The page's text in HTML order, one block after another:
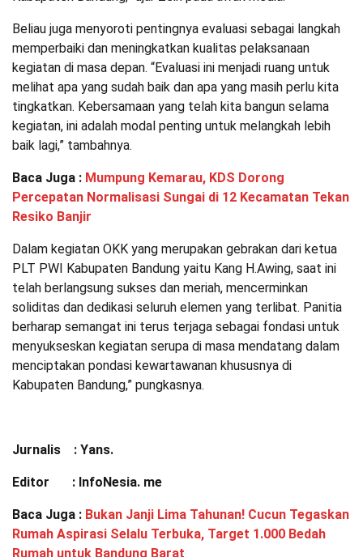
Beliau juga menyoroti pentingnya evaluasi sebagai langkah
memperbaiki dan meningkatkan kualitas pelaksanaan
kegiatan di masa depan. “Evaluasi ini menjadi ruang untuk
melihat apa yang sudah baik dan apa yang masih perlu kita
tingkatkan. Kebersamaan yang telah kita bangun selama
kegiatan, ini adalah modal penting untuk melangkah lebih
baik lagi,” tambahnya.
Baca Juga : Mumpung Kemarau, KDS Dorong
Percepatan Normalisasi Sungai di 12 Kecamatan Tekan
Resiko Banjir
Dalam kegiatan OKK yang merupakan gebrakan dari ketua
PLT PWI Kabupaten Bandung yaitu Kang H.Awing, saat ini
telah berlangsung sukses dan meriah, mencerminkan
soliditas dan dedikasi seluruh elemen yang terlibat. Panitia
berharap semangat ini terus terjaga sebagai fondasi untuk
menyukseskan kegiatan serupa di masa mendatang dalam
menciptakan pondasi kewartawanan khususnya di
Kabupaten Bandung,” pungkasnya.
Jurnalis : Yans.
Editor : InfoNesia. me
Baca Juga : Bukan Janji Lima Tahunan! Cucun Tegaskan
Rumah Aspirasi Selalu Terbuka, Target 1.000 Bedah
Rumah untuk Bandung Barat